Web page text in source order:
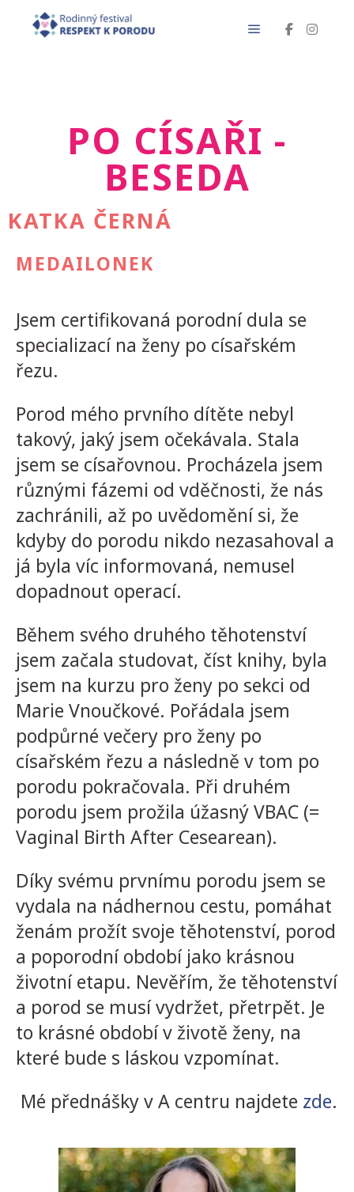
PO CÍSAŘI -
BESEDA
KATKA ČERNÁ
MEDAILONEK
Jsem certifikovaná porodní dula se
specializací na ženy po císařském
řezu.
Porod mého prvního dítěte nebyl
takový, jaký jsem očekávala. Stala
jsem se císařovnou. Procházela jsem
různými fázemi od vděčnosti, že nás
zachránili, až po uvědomění si, že
kdyby do porodu nikdo nezasahoval a
já byla víc informovaná, nemusel
dopadnout operací.
Během svého druhého těhotenství
jsem začala studovat, číst knihy, byla
jsem na kurzu pro ženy po sekci od
Marie Vnoučkové. Pořádala jsem
podpůrné večery pro ženy po
císařském řezu a následně v tom po
porodu pokračovala. Při druhém
porodu jsem prožila úžasný VBAC (=
Vaginal Birth After Cesearean).
Díky svému prvnímu porodu jsem se
vydala na nádhernou cestu, pomáhat
ženám prožít svoje těhotenství, porod
a poporodní období jako krásnou
životní etapu. Nevěřím, že těhotenství
a porod se musí vydržet, přetrpět. Je
to krásné období v životě ženy, na
které bude s láskou vzpomínat.
Mé přednášky v A centru najdete zde.